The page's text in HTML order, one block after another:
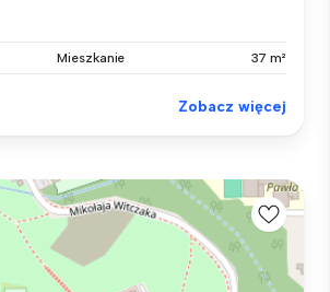
Mieszkanie 37 m²
Zobacz więcej